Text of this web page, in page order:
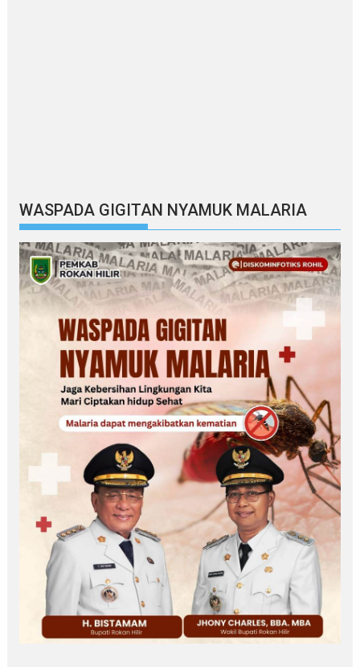
WASPADA GIGITAN NYAMUK MALARIA